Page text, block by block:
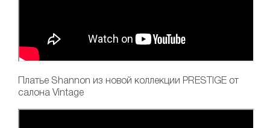
Платье Shannon из новой коллекции PRESTIGE от
салона Vintage